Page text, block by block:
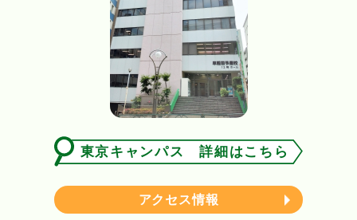
東京キャンパス 詳細はこちら
アクセス情報